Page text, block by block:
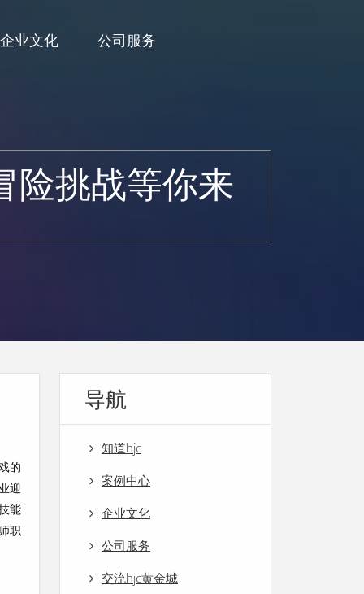
企业文化 公司服务
险挑战等你来
的
迎
能
职
导航
知道hjc
案例中心
企业文化
公司服务
交流hjc黄金城